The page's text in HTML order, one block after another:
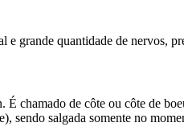
grande quantidade de nervos,
chamado de côte ou côte de
sendo salgada somente no